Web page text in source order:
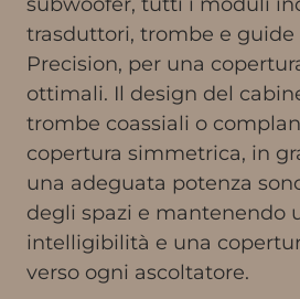
trasduttori, trombe e guide
Precision, per una
ottimali. Il design del
trombe coassiali o
copertura simmetrica, in
una adeguata potenza
degli spazi e mantenendo
intelligibilità e una
verso ogni ascoltatore.